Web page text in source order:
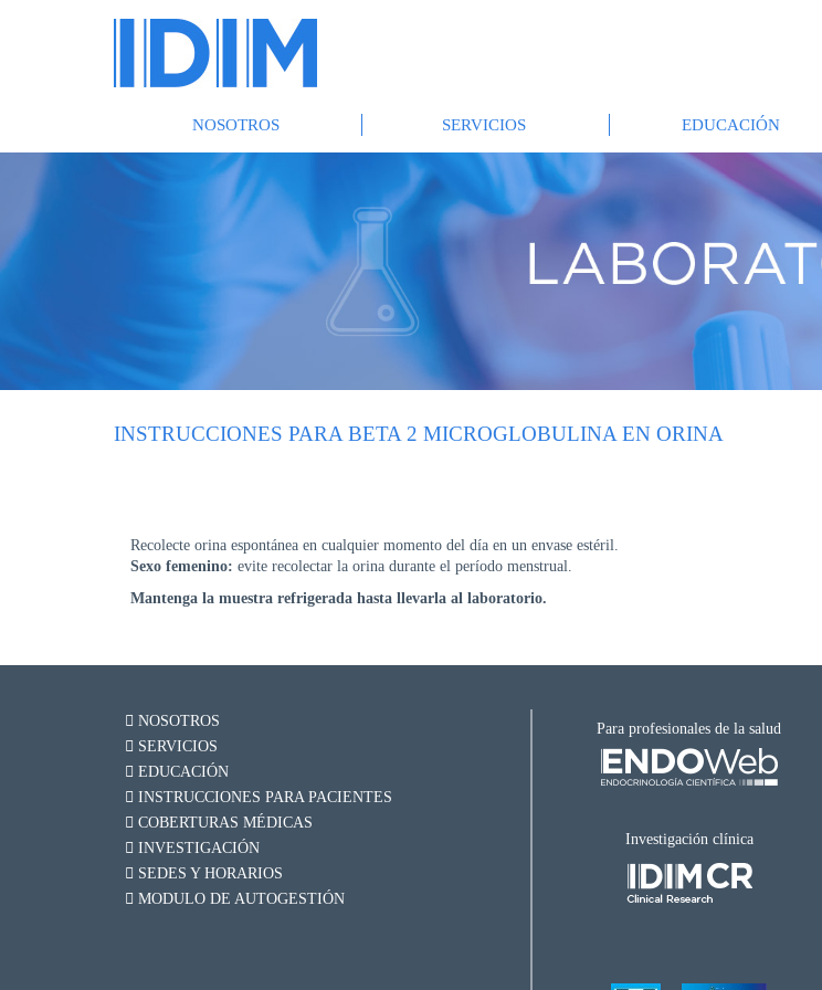
NOSOTROS SERVICIOS EDUCACIÓN
INSTRUCCIONES PARA BETA 2 MICROGLOBULINA EN ORINA
Recolecte orina espontánea en cualquier momento del día en un envase estéril.
Sexo femenino: evite recolectar la orina durante el período menstrual.
Mantenga la muestra refrigerada hasta llevarla al laboratorio.
NOSOTROS
SERVICIOS
EDUCACIÓN
INSTRUCCIONES PARA PACIENTES
COBERTURAS MÉDICAS
INVESTIGACIÓN
SEDES Y HORARIOS
MODULO DE AUTOGESTIÓN
Para profesionales de la salud
Investigación clínica